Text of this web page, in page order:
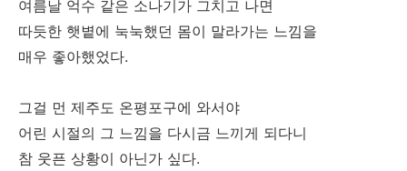
여름날 억수 같은 소나기가 그치고 나면
따듯한 햇볕에 눅눅했던 몸이 말라가는 느낌을
매우 좋아했었다.
그걸 먼 제주도 온평포구에 와서야
어린 시절의 그 느낌을 다시금 느끼게 되다니
참 웃픈 상황이 아닌가 싶다.